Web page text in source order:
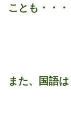
ことも・・・
また、国語